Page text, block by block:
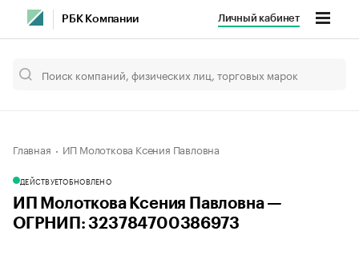
РБК Компании Личный кабинет
Главная ИП Молоткова Ксения Павловна
ДЕЙСТВУЕТОБНОВЛЕНО
ИП Молоткова Ксения Павловна —
ОГРНИП: 323784700386973